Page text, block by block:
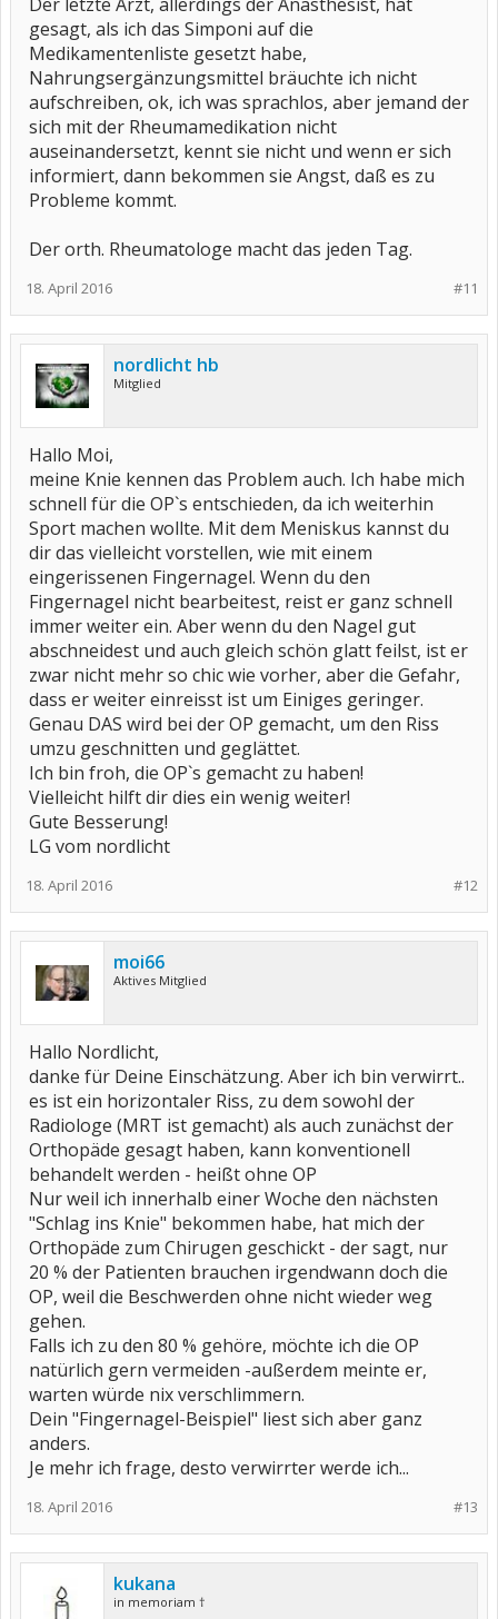
gesagt, als ich das Simponi auf die
Medikamentenliste gesetzt habe,
Nahrungsergänzungsmittel bräuchte ich nicht
aufschreiben, ok, ich was sprachlos, aber jemand der
sich mit der Rheumamedikation nicht
auseinandersetzt, kennt sie nicht und wenn er sich
informiert, dann bekommen sie Angst, daß es zu
Probleme kommt.
Der orth. Rheumatologe macht das jeden Tag.
#11
18. April 2016
nordlicht hb
Mitglied
Hallo Moi,
meine Knie kennen das Problem auch. Ich habe mich
schnell für die OP`s entschieden, da ich weiterhin
Sport machen wollte. Mit dem Meniskus kannst du
dir das vielleicht vorstellen, wie mit einem
eingerissenen Fingernagel. Wenn du den
Fingernagel nicht bearbeitest, reist er ganz schnell
immer weiter ein. Aber wenn du den Nagel gut
abschneidest und auch gleich schön glatt feilst, ist er
zwar nicht mehr so chic wie vorher, aber die Gefahr,
dass er weiter einreisst ist um Einiges geringer.
Genau DAS wird bei der OP gemacht, um den Riss
umzu geschnitten und geglättet.
Ich bin froh, die OP`s gemacht zu haben!
Vielleicht hilft dir dies ein wenig weiter!
Gute Besserung!
LG vom nordlicht
#12
18. April 2016
moi66
Aktives Mitglied
Hallo Nordlicht,
danke für Deine Einschätzung. Aber ich bin verwirrt..
es ist ein horizontaler Riss, zu dem sowohl der
Radiologe (MRT ist gemacht) als auch zunächst der
Orthopäde gesagt haben, kann konventionell
behandelt werden - heißt ohne OP
Nur weil ich innerhalb einer Woche den nächsten
"Schlag ins Knie" bekommen habe, hat mich der
Orthopäde zum Chirugen geschickt - der sagt, nur
20 % der Patienten brauchen irgendwann doch die
OP, weil die Beschwerden ohne nicht wieder weg
gehen.
Falls ich zu den 80 % gehöre, möchte ich die OP
natürlich gern vermeiden -außerdem meinte er,
warten würde nix verschlimmern.
Dein "Fingernagel-Beispiel" liest sich aber ganz
anders.
Je mehr ich frage, desto verwirrter werde ich...
#13
18. April 2016
kukana
in memoriam †